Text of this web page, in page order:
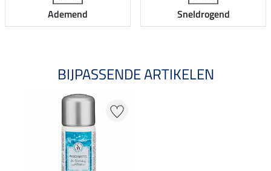
Ademend Sneldrogend
BIJPASSENDE ARTIKELEN